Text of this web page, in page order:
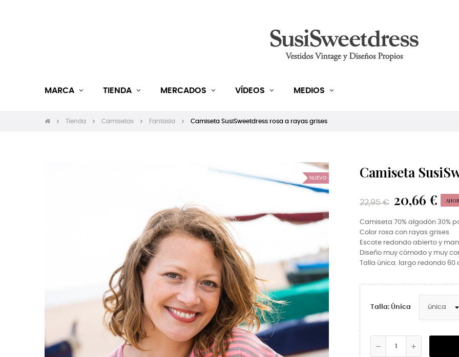
MARCA TIENDA MERCADOS VÍDEOS MEDIOS
Tienda Camisetas Fantasía Camiseta SusiSweetdress rosa a rayas grises
NUEVO Camiseta
22,95 € 20,66 €
Camiseta 70% algodón 30%
Color rosa con rayas grises
Escote redondo abierto y
Diseño muy cómodo y muy
Talla única. largo redondo 60
Talla: Única